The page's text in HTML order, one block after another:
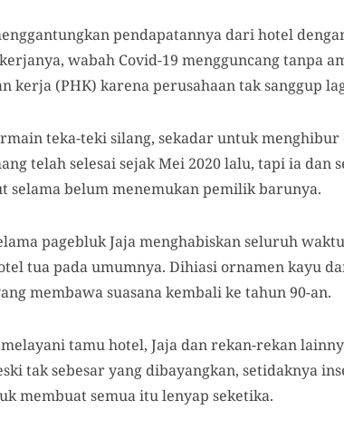
pendapatannya dari hotel
wabah Covid-19 mengguncang tanpa
kerja (PHK) karena perusahaan tak sanggup
teka-teki silang, sekadar untuk
telah selesai sejak Mei 2020 lalu, tapi ia dan
selama belum menemukan pemilik barunya.
pagebluk Jaja menghabiskan seluruh
tua pada umumnya. Dihiasi ornamen kayu
membawa suasana kembali ke tahun 90-an.
tamu hotel, Jaja dan rekan-rekan
tak sebesar yang dibayangkan, setidaknya
membuat semua itu lenyap seketika.